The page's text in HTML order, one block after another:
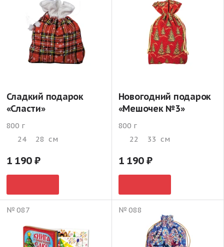
Сладкий подарок
«Сласти»
800 г
24
28 см
1 190
Новогодний подарок
«Мешочек №3»
800 г
22
33 см
1 190
№ 087 № 088